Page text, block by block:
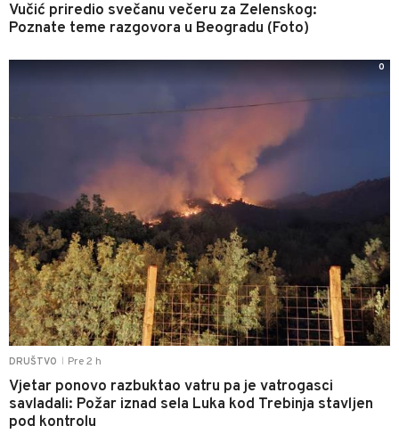
Vučić priredio svečanu večeru za Zelenskog:
Poznate teme razgovora u Beogradu (Foto)
DRUŠTVO Pre 2 h
Vjetar ponovo razbuktao vatru pa je vatrogasci
savladali: Požar iznad sela Luka kod Trebinja stavljen
pod kontrolu
0